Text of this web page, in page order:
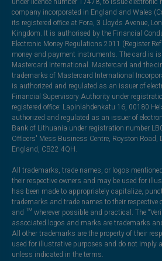
company incorporated in England and Wales
its registered office at Fora, 3 Lloyds Avenue,
Kingdom. It is authorised by the Financial
Electronic Money Regulations 2011 (Register
money and payment instruments. The card is
Mastercard International. Mastercard and the
trademarks of Mastercard International
is authorized and regulated as an issuer of
Financial Supervisory Authority under
registered office: Lapinlahdenkatu 16, 00180
authorized and regulated as an issuer of
Bank of Lithuania under registration number
Officers' Mess Business Centre, Royston Road,
England, CB22 4QH.
All trademarks, trade names, or logos
their respective owners and may be used for
has been made to appropriately capitalize,
trademarks and trade names to their
and ™ wherever possible and practical. The
associated logos and marks are trademarks
All other trademarks are the property of their
used for illustrative purposes and do not imply
unless indicated in the terms.